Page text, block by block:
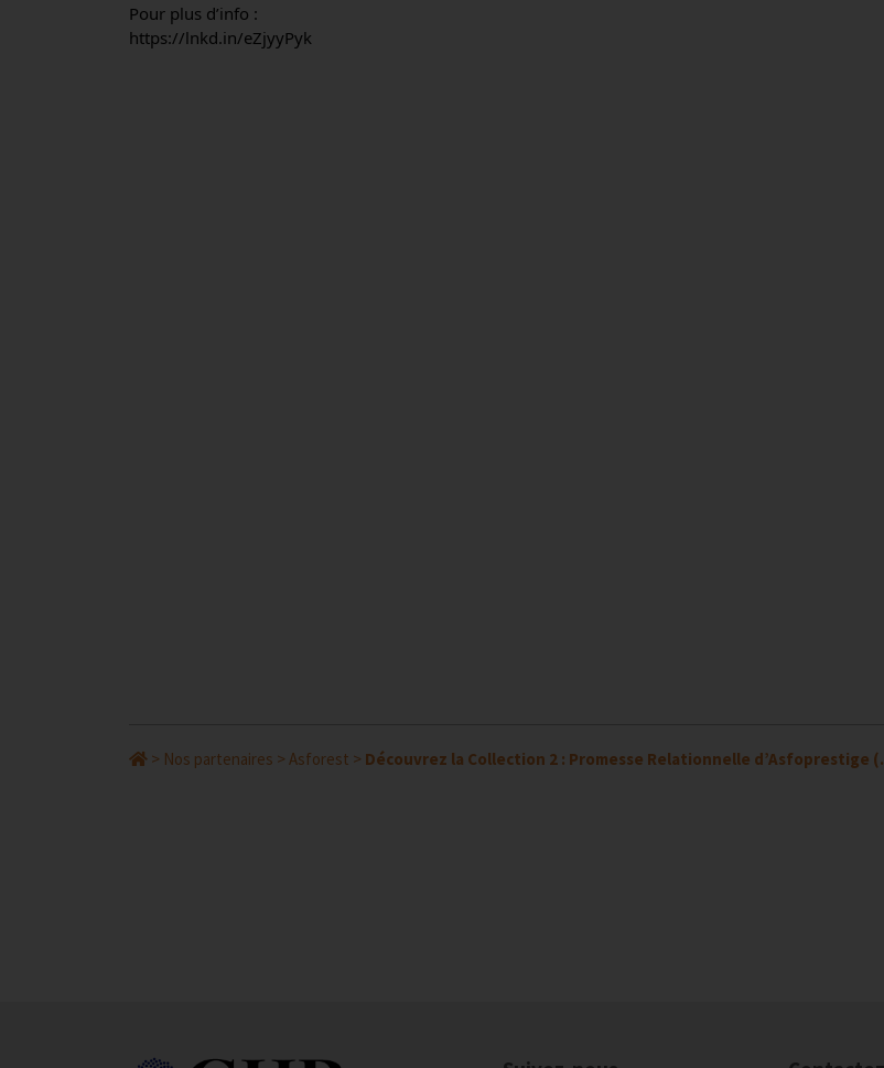
Pour plus d’info :
https://lnkd.in/eZjyyPyk
> Nos partenaires > Asforest > Découvrez la Collection 2 : Promesse Relationnelle d’Asfoprestige